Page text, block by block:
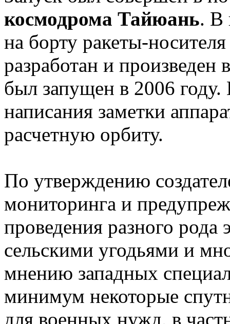
космодрома Тайюань. В
на борту ракеты-
разработан и
был запущен в 2006
написания заметки
расчетную орбиту.
По утверждению
мониторинга и
проведения разного рода
сельскими угодьями и
мнению западных
минимум некоторые
для военных нужд, в